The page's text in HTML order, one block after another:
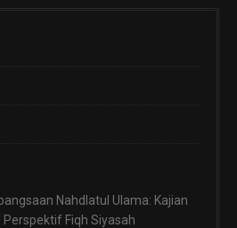
Nahdlatul Ulama: Kajian
Fiqh Siyasah